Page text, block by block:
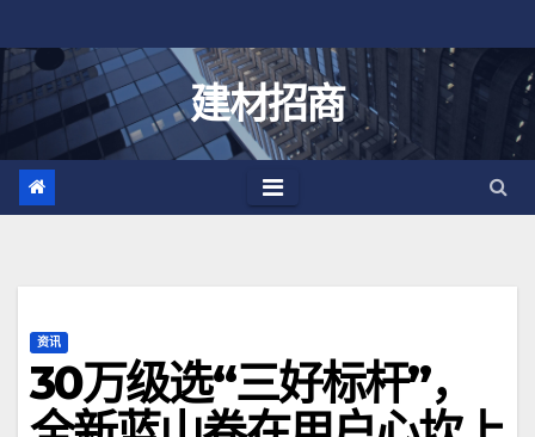
至
建材招商
资讯
30万级选“三好标杆”，